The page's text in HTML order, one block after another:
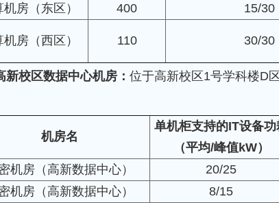
机房（东区）
400 15/30
机房（西区） 110 30/30
新校区数据中心机房：位于高新校区1号学科楼D
机房名
单机柜支持的IT设备功
（平均/峰值kW）
机房（高新数据中心） 20/25
机房（高新数据中心）
8/15